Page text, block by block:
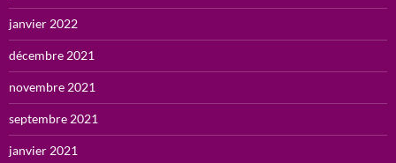
janvier 2022
décembre 2021
novembre 2021
septembre 2021
janvier 2021